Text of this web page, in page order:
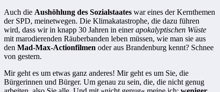
Auch die Aushöhlung des Sozialstaates war eines der Kernthemen
der SPD, meinetwegen. Die Klimakatastrophe, die dazu führen
wird, dass wir in knapp 30 Jahren in einerapokalyptischen Wüste
mit marodierenden Räuberbanden leben müssen, wie man sie aus
den Mad-Max-Actionfilmen oder aus Brandenburg kennt? Schnee
von gestern.
Mir geht es um etwas ganz anderes! Mir geht es um Sie, die
Bürgerinnen und Bürger. Um genau zu sein, die, die nicht genug